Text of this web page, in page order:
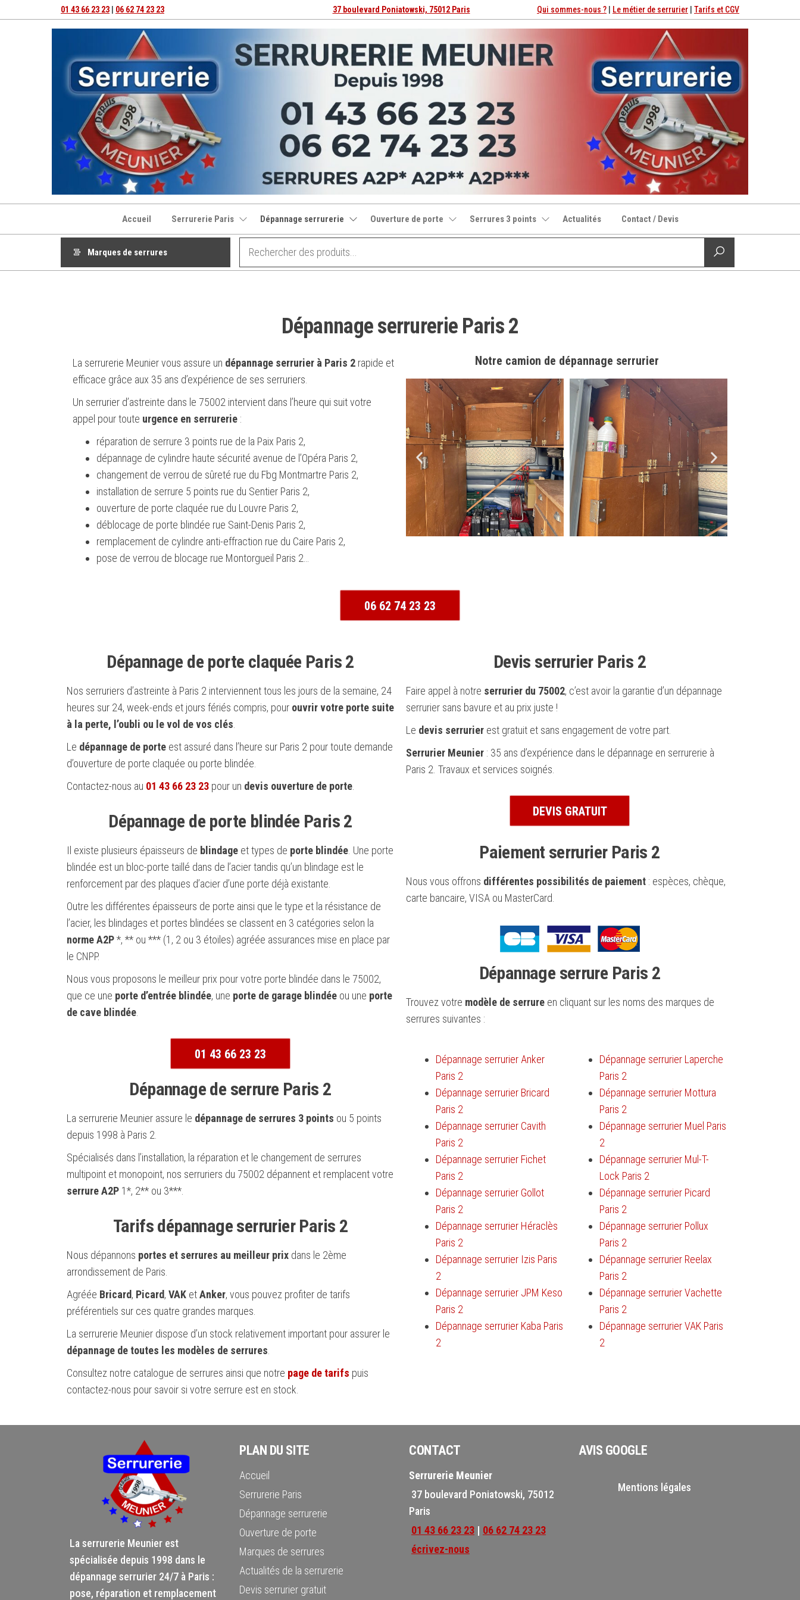
01 43 66 23 23 06 62 74 23 23 37 boulevard Poniatowski, 75012 Paris Qui sommes-nous ? Le métier de serrurier Tarifs et CGV
Accueil Serrurerie Paris Dépannage serrurerie Ouverture de porte Serrures 3 points Actualités Contact / Devis
Marques de serrures
Dépannage serrurerie Paris 2
La serrurerie Meunier vous assure un dépannage serrurier à Paris 2 rapide et
efficace grâce aux 35 ans d’expérience de ses serruriers.
Un serrurier d’astreinte dans le 75002 intervient dans l’heure qui suit votre
appel pour toute urgence en serrurerie :
réparation de serrure 3 points rue de la Paix Paris 2,
dépannage de cylindre haute sécurité avenue de l’Opéra Paris 2,
changement de verrou de sûreté rue du Fbg Montmartre Paris 2,
installation de serrure 5 points rue du Sentier Paris 2,
ouverture de porte claquée rue du Louvre Paris 2,
déblocage de porte blindée rue Saint-Denis Paris 2,
remplacement de cylindre anti-effraction rue du Caire Paris 2,
pose de verrou de blocage rue Montorgueil Paris 2…
Notre camion de dépannage serrurier
06 62 74 23 23
Dépannage de porte claquée Paris 2
Nos serruriers d’astreinte à Paris 2 interviennent tous les jours de la semaine, 24
heures sur 24, week-ends et jours fériés compris, pour ouvrir votre porte suite
à la perte, l’oubli ou le vol de vos clés
Le dépannage de porte est assuré dans l’heure sur Paris 2 pour toute demande
d’ouverture de porte claquée ou porte blindée.
Contactez-nous au 01 43 66 23 23 pour un devis ouverture de porte
Dépannage de porte blindée Paris 2
Il existe plusieurs épaisseurs de blindage et types de porte blindée . Une porte
blindée est un bloc-porte taillé dans de l’acier tandis qu’un blindage est le
renforcement par des plaques d’acier d’une porte déjà existante.
Outre les différentes épaisseurs de porte ainsi que le type et la résistance de
l’acier, les blindages et portes blindées se classent en 3 catégories selon la
norme A2P*, ** ou *** (1, 2 ou 3 étoiles) agréée assurances mise en place par
le CNPP.
Nous vous proposons le meilleur prix pour votre porte blindée dans le 75002,
que ce une porte d’entrée blindée, une porte de garage blindée ou une porte
de cave blindée
01 43 66 23 23
Dépannage de serrure Paris 2
La serrurerie Meunier assure le dépannage de serrures 3 points ou 5 points
depuis 1998 à Paris 2.
Spécialisés dans l’installation, la réparation et le changement de serrures
multipoint et monopoint, nos serruriers du 75002 dépannent et remplacent votre
serrure A2P 1*, 2** ou 3***.
Tarifs dépannage serrurier Paris 2
Nous dépannons portes et serrures au meilleur prix dans le 2ème
arrondissement de Paris.
Agréée Bricard, Picard, VAK etAnker, vous pouvez profiter de tarifs
préférentiels sur ces quatre grandes marques.
La serrurerie Meunier dispose d’un stock relativement important pour assurer le
dépannage de toutes les modèles de serrures
Consultez notre catalogue de serrures ainsi que notre page de tarifs puis
contactez-nous pour savoir si votre serrure est en stock.
Devis serrurier Paris 2
Faire appel à notre serrurier du 75002, c’est avoir la garantie d’un dépannage
serrurier sans bavure et au prix juste !
Le devis serrurier est gratuit et sans engagement de votre part.
Serrurier Meunier : 35 ans d’expérience dans le dépannage en serrurerie à
Paris 2. Travaux et services soignés.
DEVIS GRATUIT
Paiement serrurier Paris 2
Nous vous offrons différentes possibilités de paiement : espèces, chèque,
carte bancaire, VISA ou MasterCard.
Dépannage serrure Paris 2
Trouvez votre modèle de serrure en cliquant sur les noms des marques de
serrures suivantes :
Dépannage serrurier Anker
Paris 2
Dépannage serrurier Bricard
Paris 2
Dépannage serrurier Cavith
Paris 2
Dépannage serrurier Fichet
Paris 2
Dépannage serrurier Gollot
Paris 2
Dépannage serrurier Héraclès
Paris 2
Dépannage serrurier Izis Paris
2
Dépannage serrurier JPM Keso
Paris 2
Dépannage serrurier Kaba Paris
2
Dépannage serrurier Laperche
Paris 2
Dépannage serrurier Mottura
Paris 2
Dépannage serrurier Muel Paris
2
Dépannage serrurier Mul-T-
Lock Paris 2
Dépannage serrurier Picard
Paris 2
Dépannage serrurier Pollux
Paris 2
Dépannage serrurier Reelax
Paris 2
Dépannage serrurier Vachette
Paris 2
Dépannage serrurier VAK Paris
2
La serrurerie Meunier est
spécialisée depuis 1998 dans le
dépannage serrurier 24/7 à Paris :
pose, réparation et remplacement
PLAN DU SITE
Accueil
Serrurerie Paris
Dépannage serrurerie
Ouverture de porte
Marques de serrures
Actualités de la serrurerie
Devis serrurier gratuit
CONTACT
Serrurerie Meunier
37 boulevard Poniatowski, 75012
Paris
01 43 66 23 23 | 06 62 74 23 23
écrivez-nous
AVIS GOOGLE
Mentions légales